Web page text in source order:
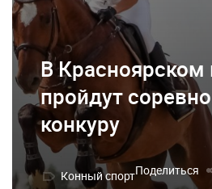
В Красноярском
пройдут
конкуру
Конный спортПоделиться